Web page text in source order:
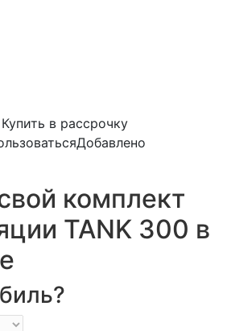
Купить в рассрочку
Добавлено
комплект
TANK 300 в